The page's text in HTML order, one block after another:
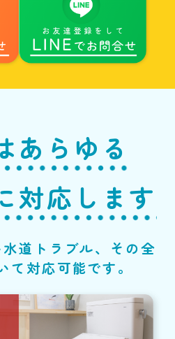
あらゆる
対応します
道トラブル、その全
て対応可能です。